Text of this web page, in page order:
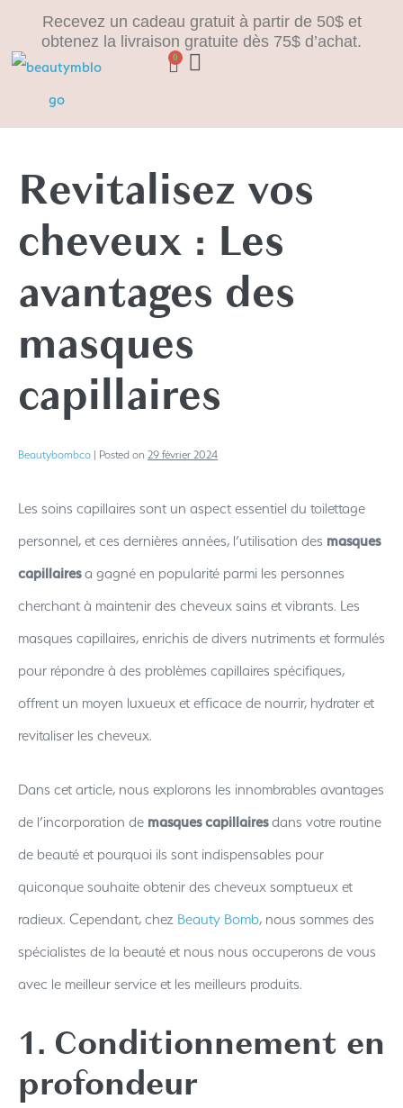
Recevez un cadeau gratuit à partir de 50$ et
obtenez la livraison gratuite dès 75$ d’achat.
0
Revitalisez vos
cheveux : Les
avantages des
masques
capillaires
Beautybombco | Posted on 29 février 2024
Les soins capillaires sont un aspect essentiel du toilettage
personnel, et ces dernières années, l’utilisation des masques
capillairesa gagné en popularité parmi les personnes
cherchant à maintenir des cheveux sains et vibrants. Les
masques capillaires, enrichis de divers nutriments et formulés
pour répondre à des problèmes capillaires spécifiques,
offrent un moyen luxueux et efficace de nourrir, hydrater et
revitaliser les cheveux.
Dans cet article, nous explorons les innombrables avantages
de l’incorporation de masques capillairesdans votre routine
de beauté et pourquoi ils sont indispensables pour
quiconque souhaite obtenir des cheveux somptueux et
radieux. Cependant, chez Beauty Bomb, nous sommes des
spécialistes de la beauté et nous nous occuperons de vous
avec le meilleur service et les meilleurs produits.
1. Conditionnement en
profondeur